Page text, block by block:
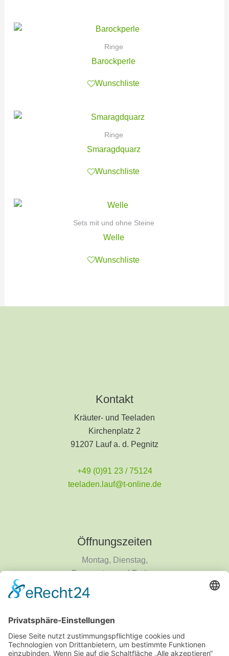
Ringe
Barockperle
Wunschliste
Ringe
Smaragdquarz
Wunschliste
Sets mit und ohne Steine
Welle
Wunschliste
Kontakt
Kräuter- und Teeladen
Kirchenplatz 2
91207 Lauf a. d. Pegnitz
+49 (0)91 23 / 75124
teeladen.lauf@t-online.de
Öffnungszeiten
Montag, Dienstag,
Donnerstag und Freitag
9 - 14 Uhr